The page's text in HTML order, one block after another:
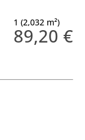
1 (2,032 m²)
89,20 €